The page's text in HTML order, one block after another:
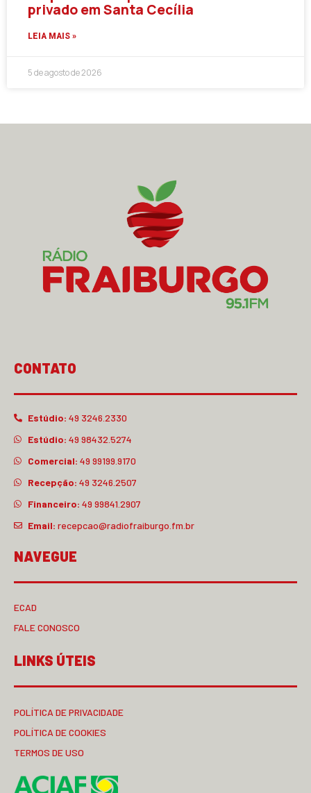
privado em Santa Cecília
LEIA MAIS »
5 de agosto de 2026
CONTATO
Estúdio: 49 3246.2330
Estúdio: 49 98432.5274
Comercial: 49 99199.9170
Recepção: 49 3246.2507
Financeiro: 49 99841.2907
Email: recepcao@radiofraiburgo.fm.br
NAVEGUE
ECAD
FALE CONOSCO
LINKS ÚTEIS
POLÍTICA DE PRIVACIDADE
POLÍTICA DE COOKIES
TERMOS DE USO